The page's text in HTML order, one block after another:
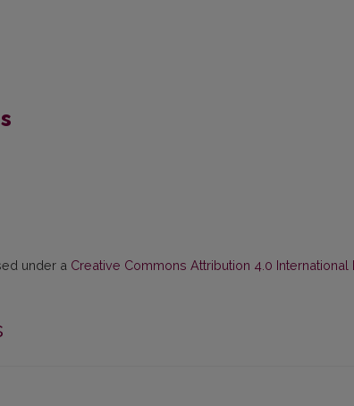
under a Creative Commons Attribution 4.0 International